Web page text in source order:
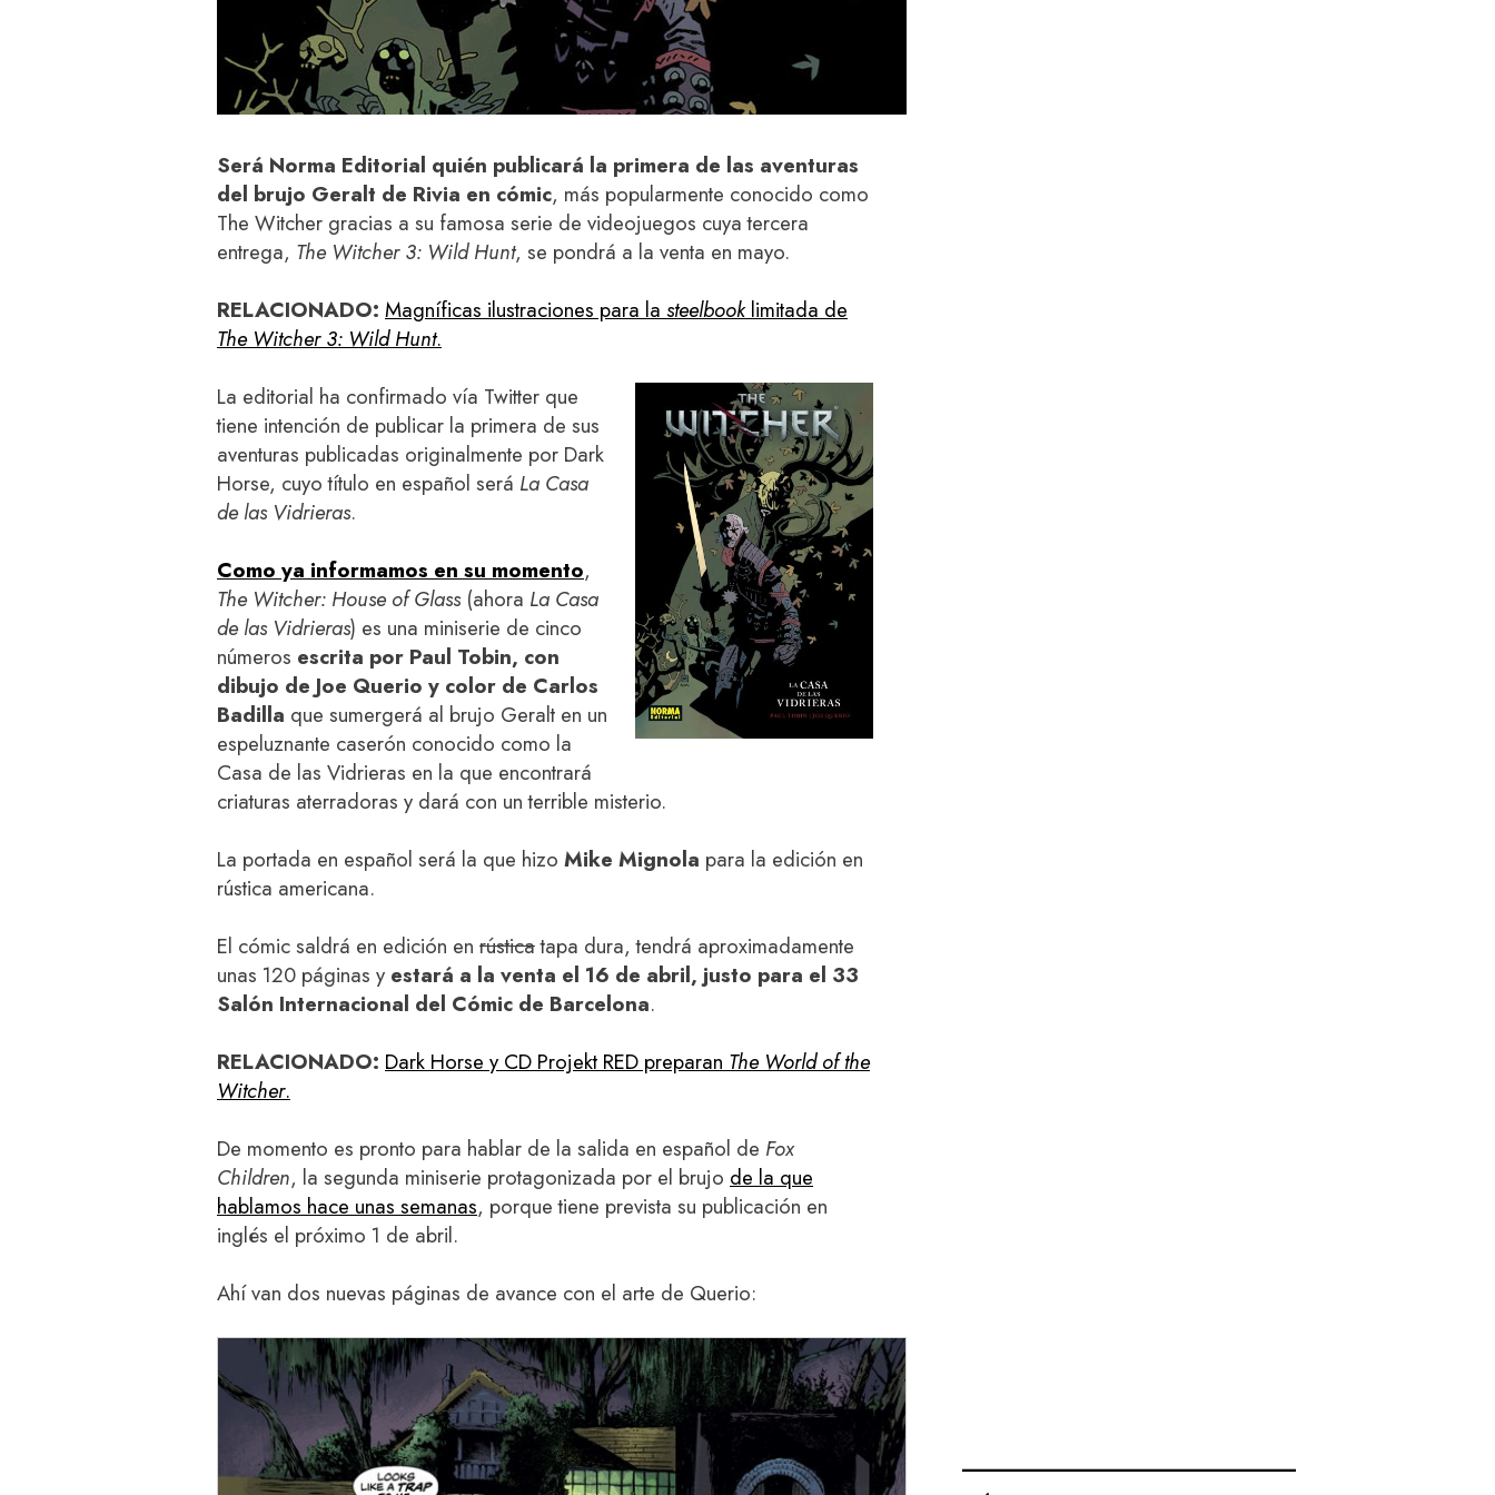
Será Norma Editorial quién publicará la primera de las aventuras
del brujo Geralt de Rivia en cómic, más popularmente conocido como
The Witcher gracias a su famosa serie de videojuegos cuya tercera
entrega, The Witcher 3: Wild Hunt, se pondrá a la venta en mayo.
RELACIONADO: Magníficas ilustraciones para la steelbooklimitada de
The Witcher 3: Wild Hunt.
La editorial ha confirmado vía Twitter que
tiene intención de publicar la primera de sus
aventuras publicadas originalmente por Dark
Horse, cuyo título en español será La Casa
de las Vidrieras.
Como ya informamos en su momento,
The Witcher: House of Glass(ahora La Casa
de las Vidrieras) es una miniserie de cinco
números escrita por Paul Tobin, con
dibujo de Joe Querio y color de Carlos
Badilla que sumergerá al brujo Geralt en un
espeluznante caserón conocido como la
Casa de las Vidrieras en la que encontrará
criaturas aterradoras y dará con un terrible misterio.
La portada en español será la que hizo Mike Mignola para la edición en
rústica americana.
El cómic saldrá en edición en rústicatapa dura, tendrá aproximadamente
unas 120 páginas y estará a la venta el 16 de abril, justo para el 33
Salón Internacional del Cómic de Barcelona.
RELACIONADO: Dark Horse y CD Projekt RED preparan The World of the
Witcher.
De momento es pronto para hablar de la salida en español de Fox
Children, la segunda miniserie protagonizada por el brujo de la que
hablamos hace unas semanas, porque tiene prevista su publicación en
inglés el próximo 1 de abril.
Ahí van dos nuevas páginas de avance con el arte de Querio: